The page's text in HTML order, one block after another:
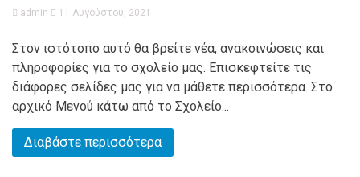
admin 11 Αυγούστου, 2021
Στον ιστότοπο αυτό θα βρείτε νέα, ανακοινώσεις και
πληροφορίες για το σχολείο μας. Επισκεφτείτε τις
διάφορες σελίδες μας για να μάθετε περισσότερα. Στο
αρχικό Μενού κάτω από το Σχολείο...
Διαβάστε περισσότερα